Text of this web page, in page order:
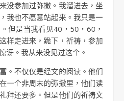
没参加过弥撒。我溜进去，坐
我也不愿意站起来。我只是一
但是当我看见40，50，60，
样走进来，跪下，祈祷，参加
讶。我从来没见过这个。
。不仅仅是经文的阅读。他们
一个非周末的弥撒里，他们读
拜还要多。但是他们的祈祷文